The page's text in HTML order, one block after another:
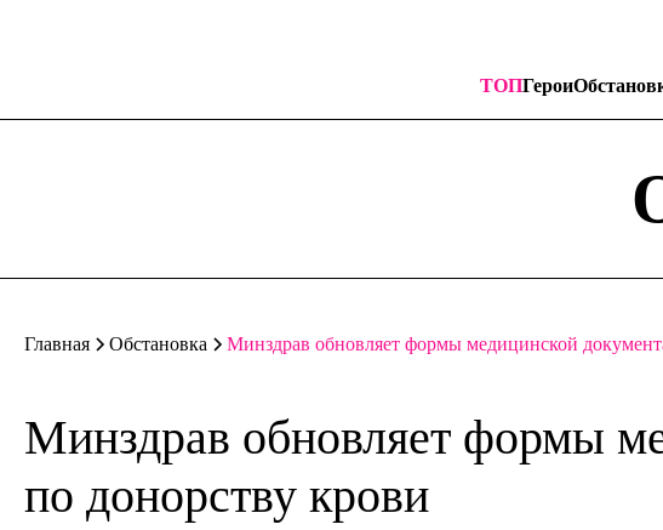
ТОПГерои
Главная Обстановка Минздрав обновляет формы медицинской
Минздрав обновляет формы
по донорству крови